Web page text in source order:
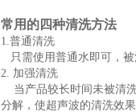
常用的四种清洗方法
1.普通清洗
只需使用普通水即可，
2. 加强清洗
当产品较长时间未被清
分解，使超声波的清洗效